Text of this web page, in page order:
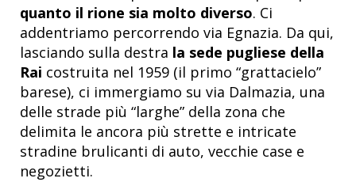
quanto il rione sia molto diverso. Ci
addentriamo percorrendo via Egnazia. Da qui,
lasciando sulla destra la sede pugliese della
Rai costruita nel 1959 (il primo “grattacielo”
barese), ci immergiamo su via Dalmazia, una
delle strade più “larghe” della zona che
delimita le ancora più strette e intricate
stradine brulicanti di auto, vecchie case e
negozietti.